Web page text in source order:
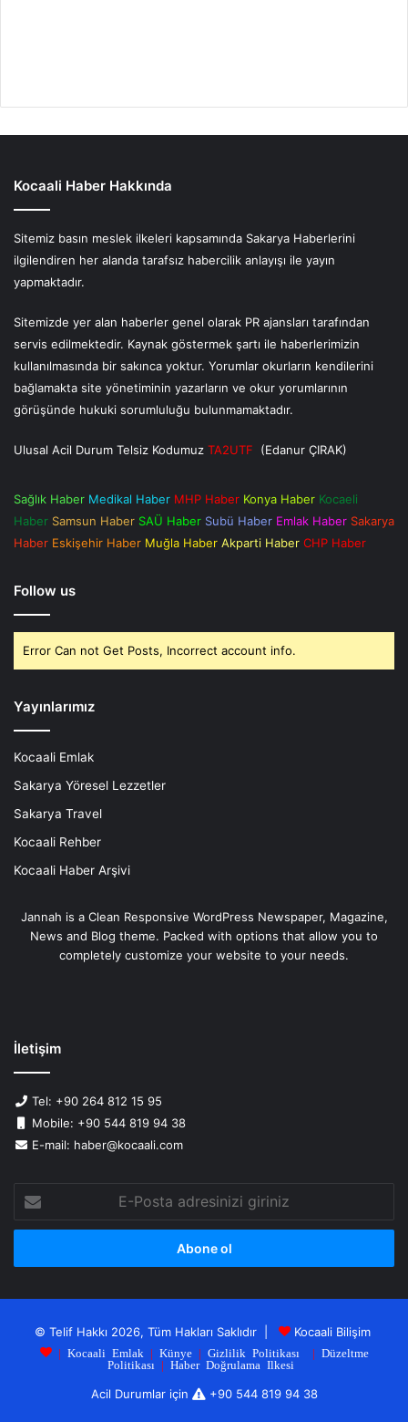
Kocaali Haber Hakkında
Sitemiz basın meslek ilkeleri kapsamında Sakarya Haberlerini
ilgilendiren her alanda tarafsız habercilik anlayışı ile yayın
yapmaktadır.
Sitemizde yer alan haberler genel olarak PR ajansları tarafından
servis edilmektedir. Kaynak göstermek şartı ile haberlerimizin
kullanılmasında bir sakınca yoktur. Yorumlar okurların kendilerini
bağlamakta site yönetiminin yazarların ve okur yorumlarının
görüşünde hukuki sorumluluğu bulunmamaktadır.
Ulusal Acil Durum Telsiz Kodumuz TA2UTF (Edanur ÇIRAK)
Sağlık Haber Medikal Haber MHP Haber Konya Haber Kocaeli
Haber Samsun Haber SAÜ Haber Subü Haber Emlak Haber Sakarya
Haber Eskişehir Haber Muğla Haber Akparti Haber CHP Haber
Follow us
Error Can not Get Posts, Incorrect account info.
Yayınlarımız
Kocaali Emlak
Sakarya Yöresel Lezzetler
Sakarya Travel
Kocaali Rehber
Kocaali Haber Arşivi
Jannah is a Clean Responsive WordPress Newspaper, Magazine,
News and Blog theme. Packed with options that allow you to
completely customize your website to your needs.
İletişim
Tel: +90 264 812 15 95
Mobile: +90 544 819 94 38
E-mail: haber@kocaali.com
Posta
adresinizi
© Telif Hakkı 2026, Tüm Hakları Saklıdır | Kocaali Bilişim
| Kocaali Emlak | Künye| Gizlilik Politikası | Düzeltme
Politikası | Haber Doğrulama Ilkesi
Acil Durumlar için +90 544 819 94 38